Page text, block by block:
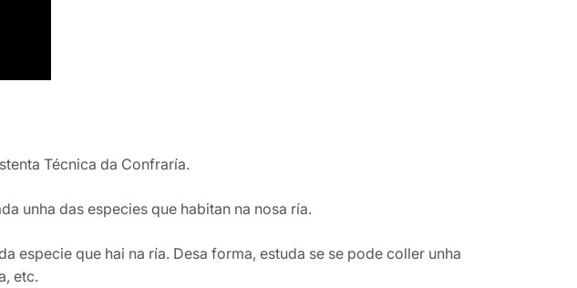
Técnica da Confraría.
unha das especies que habitan na nosa ría.
especie que hai na ría. Desa forma, estuda se se pode coller unha
etc.